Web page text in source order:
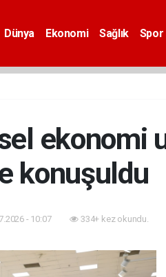
Dünya Ekonomi Sağlık Spor
ekonomi
konuşuldu
- 10:07 334+ kez okundu.